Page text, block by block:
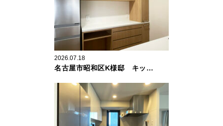
2026.07.18
名古屋市昭和区K様邸 キッ…